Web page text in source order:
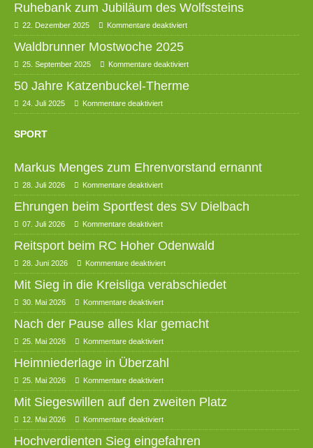
Ruhebank zum Jubiläum des Wolfssteins
22. Dezember 2025 Kommentare deaktiviert
Waldbrunner Mostwoche 2025
25. September 2025 Kommentare deaktiviert
50 Jahre Katzenbuckel-Therme
24. Juli 2025 Kommentare deaktiviert
SPORT
Markus Menges zum Ehrenvorstand ernannt
28. Juli 2026 Kommentare deaktiviert
Ehrungen beim Sportfest des SV Dielbach
07. Juli 2026 Kommentare deaktiviert
Reitsport beim RC Hoher Odenwald
28. Juni 2026 Kommentare deaktiviert
Mit Sieg in die Kreisliga verabschiedet
30. Mai 2026 Kommentare deaktiviert
Nach der Pause alles klar gemacht
25. Mai 2026 Kommentare deaktiviert
Heimniederlage in Überzahl
25. Mai 2026 Kommentare deaktiviert
Mit Siegeswillen auf den zweiten Platz
12. Mai 2026 Kommentare deaktiviert
Hochverdienten Sieg eingefahren